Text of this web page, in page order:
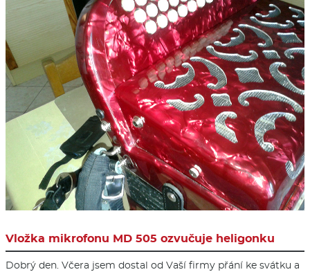
Vložka mikrofonu MD 505 ozvučuje heligonku
Dobrý den. Včera jsem dostal od Vaší firmy přání ke svátku a